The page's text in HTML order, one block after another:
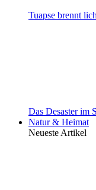
Tuapse brennt
Das Desaster im
Natur & Heimat
Neueste Artikel